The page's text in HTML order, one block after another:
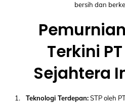
bersih dan
Terkini
Sejahtera
Teknologi Terdepan:STP oleh